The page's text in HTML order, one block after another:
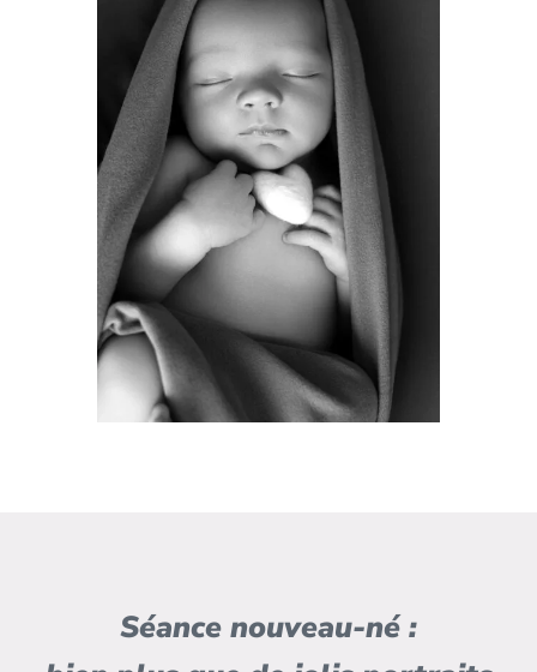
Séance nouveau-né :